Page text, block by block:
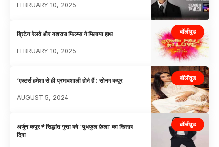
FEBRUARY 10, 2025
बॉलीवुड
ब्रिटेन रेलवे और यशराज फिल्म्स ने मिलाया हाथ
FEBRUARY 10, 2025
बॉलीवुड
‘एक्टर्स हमेशा से ही प्रभावशाली होते हैं : सोनम कपूर
AUGUST 5, 2024
बॉलीवुड
अर्जुन कपूर ने सिद्धांत गुप्ता को ‘युथफुल फ़ेला’ का खिताब
दिया